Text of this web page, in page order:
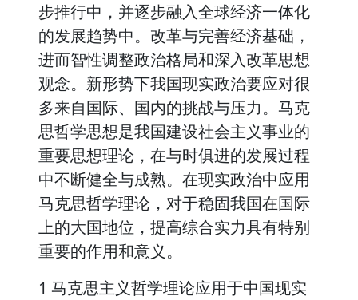
步推行中，并逐步融入全球经济一体化
的发展趋势中。改革与完善经济基础，
进而智性调整政治格局和深入改革思想
观念。新形势下我国现实政治要应对很
多来自国际、国内的挑战与压力。马克
思哲学思想是我国建设社会主义事业的
重要思想理论，在与时俱进的发展过程
中不断健全与成熟。在现实政治中应用
马克思哲学理论，对于稳固我国在国际
上的大国地位，提高综合实力具有特别
重要的作用和意义。
1 马克思主义哲学理论应用于中国现实